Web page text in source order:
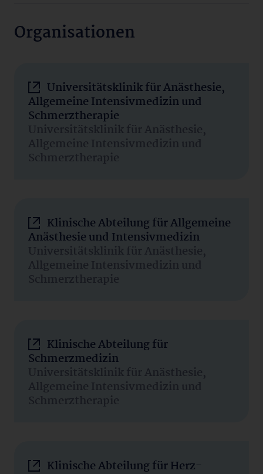
Organisationen
Universitätsklinik für Anästhesie,
Allgemeine Intensivmedizin und
Schmerztherapie
Universitätsklinik für Anästhesie,
Allgemeine Intensivmedizin und
Schmerztherapie
Klinische Abteilung für Allgemeine
Anästhesie und Intensivmedizin
Universitätsklinik für Anästhesie,
Allgemeine Intensivmedizin und
Schmerztherapie
Klinische Abteilung für
Schmerzmedizin
Universitätsklinik für Anästhesie,
Allgemeine Intensivmedizin und
Schmerztherapie
Klinische Abteilung für Herz-